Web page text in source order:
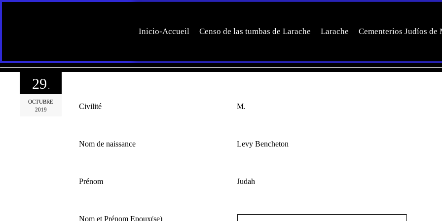
Inicio-Accueil Censo de las tumbas de Larache Larache Cementerios Judíos de
29 .
OCTUBRE
2019
Civilité M.
Nom de naissance Levy Bencheton
Prénom Judah
Nom et Prénom Epoux(se)